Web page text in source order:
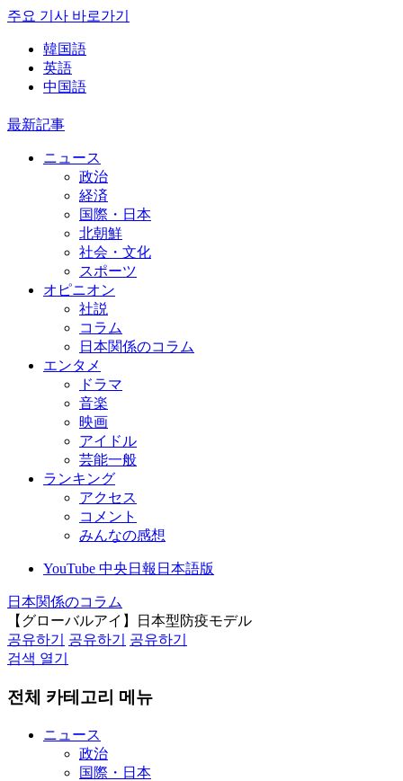
주요 기사 바로가기
韓国語
英語
中国語
最新記事
ニュース
政治
経済
国際・日本
北朝鮮
社会・文化
スポーツ
オピニオン
社説
コラム
日本関係のコラム
エンタメ
ドラマ
音楽
映画
アイドル
芸能一般
ランキング
アクセス
コメント
みんなの感想
YouTube 中央日報日本語版
日本関係のコラム
【グローバルアイ】日本型防疫モデル
공유하기
공유하기
공유하기
검색 열기
전체 카테고리 메뉴
ニュース
政治
国際・日本